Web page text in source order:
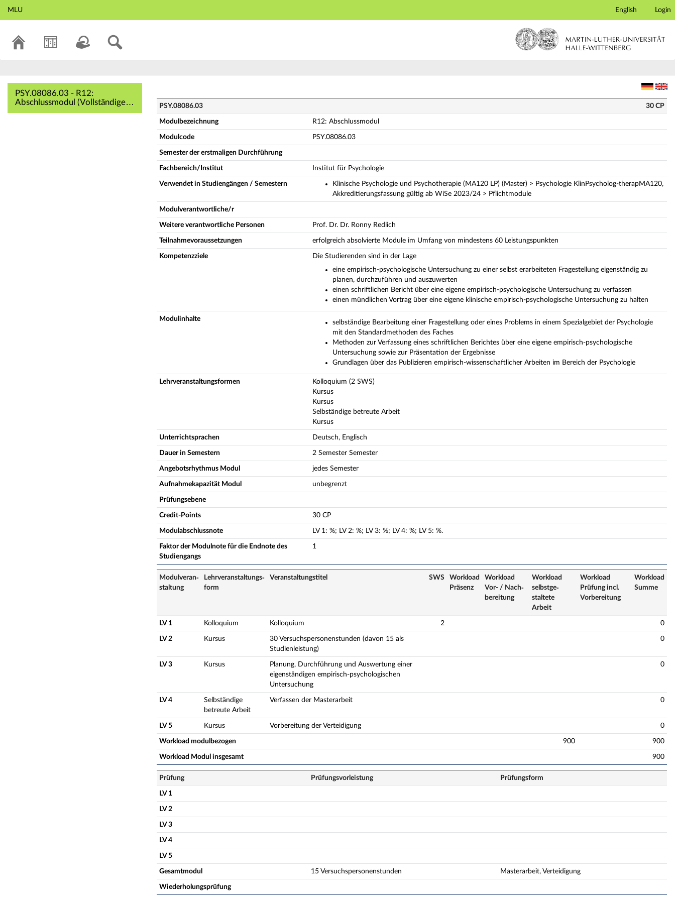
Hauptnavigation
MLU English Login
PSY.08086.03 - R12:
Abschlussmodul (Vollständige
Modulbeschreibung)
PSY.08086.03 30 CP
Modulbezeichnung R12: Abschlussmodul
Modulcode PSY.08086.03
Semester der erstmaligen Durchführung
Fachbereich/Institut Institut für Psychologie
Verwendet in Studiengängen / Semestern
Klinische Psychologie und Psychotherapie (MA120 LP) (Master) > Psychologie KlinPsycholog-therapMA120,
Akkreditierungsfassung gültig ab WiSe 2023/24 > Pflichtmodule
Modulverantwortliche/r
Weitere verantwortliche Personen Prof. Dr. Dr. Ronny Redlich
Teilnahmevoraussetzungen erfolgreich absolvierte Module im Umfang von mindestens 60 Leistungspunkten
Kompetenzziele
Die Studierenden sind in der Lage
eine empirisch-psychologische Untersuchung zu einer selbst erarbeiteten Fragestellung eigenständig zu
planen, durchzuführen und auszuwerten
einen schriftlichen Bericht über eine eigene empirisch-psychologische Untersuchung zu verfassen
einen mündlichen Vortrag über eine eigene klinische empirisch-psychologische Untersuchung zu halten
Modulinhalte
selbständige Bearbeitung einer Fragestellung oder eines Problems in einem Spezialgebiet der Psychologie
mit den Standardmethoden des Faches
Methoden zur Verfassung eines schriftlichen Berichtes über eine eigene empirisch-psychologische
Untersuchung sowie zur Präsentation der Ergebnisse
Grundlagen über das Publizieren empirisch-wissenschaftlicher Arbeiten im Bereich der Psychologie
Lehrveranstaltungsformen
Kolloquium (2 SWS)
Kursus
Kursus
Selbständige betreute Arbeit
Kursus
Unterrichtsprachen Deutsch, Englisch
Dauer in Semestern 2 Semester Semester
Angebotsrhythmus Modul jedes Semester
Aufnahmekapazität Modul unbegrenzt
Prüfungsebene
Credit-Points 30 CP
Modulabschlussnote LV 1: %; LV 2: %; LV 3: %; LV 4: %; LV 5: %.
Faktor der Modulnote für die Endnote des
Studiengangs
1
Modulveran­
staltung
Lehrveranstaltungs­
form
Veranstaltungs­titel SWS
Workload
Präsenz
Workload
Vor- / Nach­
bereitung
Workload
selbstge­
staltete
Arbeit
Workload
Prüfung incl.
Vorbereitung
Workload
Summe
LV 1 Kolloquium Kolloquium 2 0
LV 2 Kursus
30 Versuchspersonenstunden (davon 15 als
Studienleistung)
0
LV 3 Kursus
Planung, Durchführung und Auswertung einer
eigenständigen empirisch-psychologischen
Untersuchung
0
LV 4
Selbständige
betreute Arbeit
Verfassen der Masterarbeit 0
LV 5 Kursus Vorbereitung der Verteidigung 0
Workload modulbezogen 900 900
Workload Modul insgesamt 900
Prüfung Prüfungsvorleistung Prüfungsform
LV 1
LV 2
LV 3
LV 4
LV 5
Gesamtmodul 15 Versuchspersonenstunden Masterarbeit, Verteidigung
Wiederholungsprüfung